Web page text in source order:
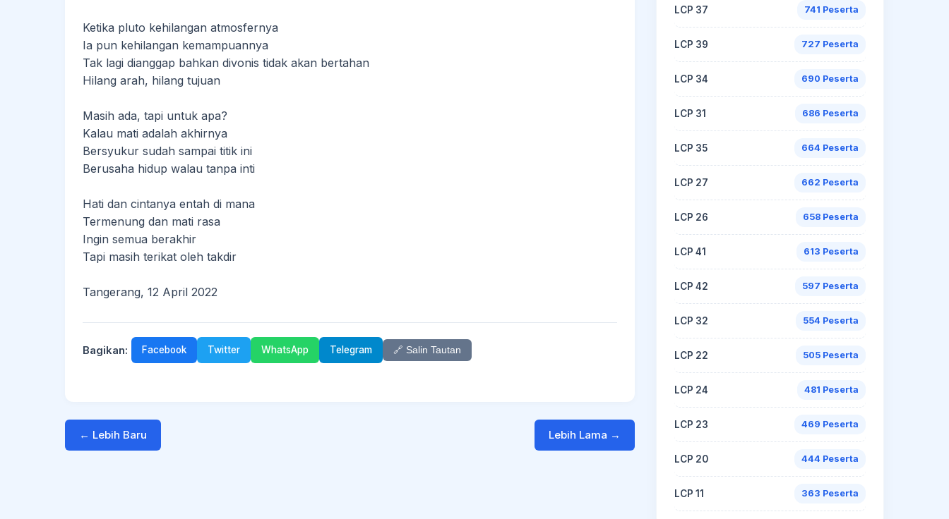
Ketika pluto kehilangan atmosfernya
Ia pun kehilangan kemampuannya
Tak lagi dianggap bahkan divonis tidak akan bertahan
Hilang arah, hilang tujuan
Masih ada, tapi untuk apa?
Kalau mati adalah akhirnya
Bersyukur sudah sampai titik ini
Berusaha hidup walau tanpa inti
Hati dan cintanya entah di mana
Termenung dan mati rasa
Ingin semua berakhir
Tapi masih terikat oleh takdir
Tangerang, 12 April 2022
Bagikan: Facebook Twitter WhatsApp Telegram 🔗 Salin Tautan
← Lebih Baru Lebih Lama →
LCP 37 741 Peserta
LCP 39 727 Peserta
LCP 34 690 Peserta
LCP 31 686 Peserta
LCP 35 664 Peserta
LCP 27 662 Peserta
LCP 26 658 Peserta
LCP 41 613 Peserta
LCP 42 597 Peserta
LCP 32 554 Peserta
LCP 22 505 Peserta
LCP 24 481 Peserta
LCP 23 469 Peserta
LCP 20 444 Peserta
LCP 11 363 Peserta